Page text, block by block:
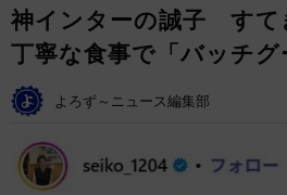
神インターの誠子 す
丁寧な食事で「バッチグ
よろず～ニュース編集部